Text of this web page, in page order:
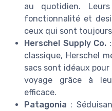
au quotidien.
fonctionnalité et
ceux qui sont
Herschel Supply Co.
classique, Herschel
sacs sont idéaux
voyage grâce à
efficace.
Patagonia :